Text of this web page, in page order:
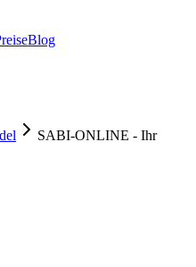
Blog
SABI-ONLINE - Ihr